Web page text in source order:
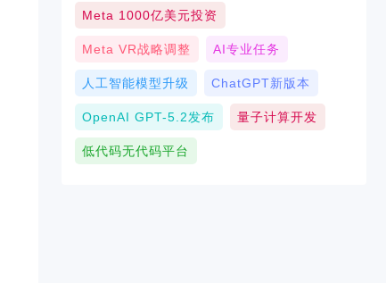
Meta 1000亿美元投资
Meta VR战略调整 AI专业任务
人工智能模型升级 ChatGPT新版本
OpenAI GPT-5.2发布 量子计算开发
低代码无代码平台